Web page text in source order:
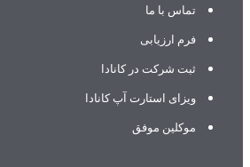
تماس با ما
فرم ارزیابی
ثبت شرکت در کانادا
ویزای استارت آپ کانادا
موکلین موفق